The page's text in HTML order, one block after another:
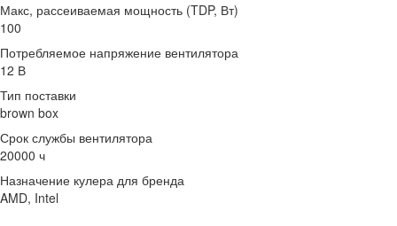
Макс, рассеиваемая мощность (TDP, Вт)
100
Потребляемое напряжение вентилятора
12 В
Тип поставки
brown box
Срок службы вентилятора
20000 ч
Назначение кулера для бренда
AMD, Intel